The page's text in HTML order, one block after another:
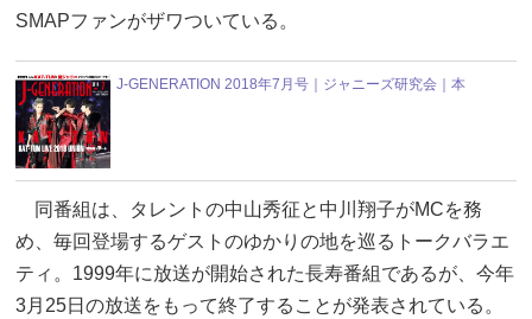
SMAPファンがザワついている。
J-GENERATION 2018年7月号｜ジャニーズ研究会｜本
同番組は、タレントの中山秀征と中川翔子がMCを務
め、毎回登場するゲストのゆかりの地を巡るトークバラエ
ティ。1999年に放送が開始された長寿番組であるが、今年
3月25日の放送をもって終了することが発表されている。